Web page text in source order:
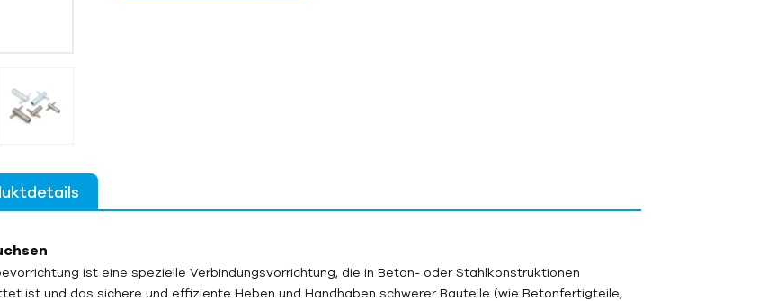
ist eine spezielle Verbindungsvorrichtung, die in Beton- oder Stahlkonstruktionen
ist und das sichere und effiziente Heben und Handhaben schwerer Bauteile (wie Betonfertigteile,